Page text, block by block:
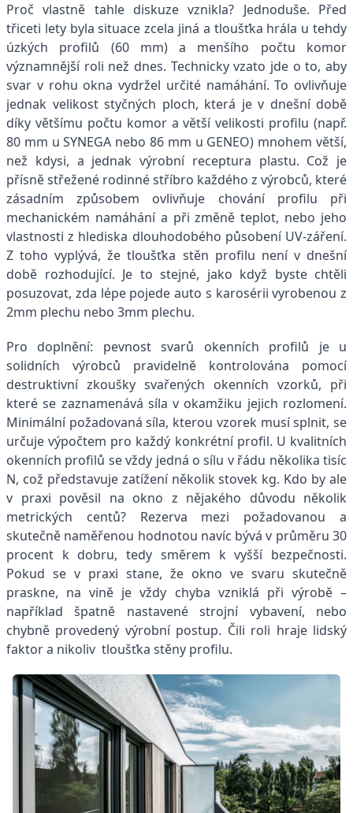
Proč vlastně tahle diskuze vznikla? Jednoduše. Před
třiceti lety byla situace zcela jiná a tloušťka hrála u tehdy
úzkých profilů (60 mm) a menšího počtu komor
významnější roli než dnes. Technicky vzato jde o to, aby
svar v rohu okna vydržel určité namáhání. To ovlivňuje
jednak velikost styčných ploch, která je v dnešní době
díky většímu počtu komor a větší velikosti profilu (např.
80 mm u SYNEGA nebo 86 mm u GENEO) mnohem větší,
než kdysi, a jednak výrobní receptura plastu. Což je
přísně střežené rodinné stříbro každého z výrobců, které
zásadním způsobem ovlivňuje chování profilu při
mechanickém namáhání a při změně teplot, nebo jeho
vlastnosti z hlediska dlouhodobého působení UV-záření.
Z toho vyplývá, že tloušťka stěn profilu není v dnešní
době rozhodující. Je to stejné, jako když byste chtěli
posuzovat, zda lépe pojede auto s karosérii vyrobenou z
2mm plechu nebo 3mm plechu.
Pro doplnění: pevnost svarů okenních profilů je u
solidních výrobců pravidelně kontrolována pomocí
destruktivní zkoušky svařených okenních vzorků, při
které se zaznamenává síla v okamžiku jejich rozlomení.
Minimální požadovaná síla, kterou vzorek musí splnit, se
určuje výpočtem pro každý konkrétní profil. U kvalitních
okenních profilů se vždy jedná o sílu v řádu několika tisíc
N, což představuje zatížení několik stovek kg. Kdo by ale
v praxi pověsil na okno z nějakého důvodu několik
metrických centů? Rezerva mezi požadovanou a
skutečně naměřenou hodnotou navíc bývá v průměru 30
procent k dobru, tedy směrem k vyšší bezpečnosti.
Pokud se v praxi stane, že okno ve svaru skutečně
praskne, na vině je vždy chyba vzniklá při výrobě –
například špatně nastavené strojní vybavení, nebo
chybně provedený výrobní postup. Čili roli hraje lidský
faktor a nikoliv tloušťka stěny profilu.